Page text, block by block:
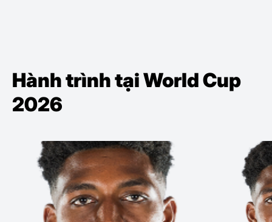
Hành trình tại World Cup
2026